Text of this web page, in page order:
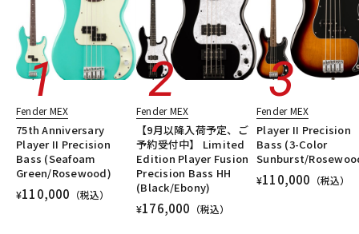
Fender MEX
75th Anniversary
Player II Precision
Bass (Seafoam
Green/Rosewood)
¥110,000 （税込）
Fender MEX
【9月以降入荷予定、ご
予約受付中】 Limited
Edition Player Fusion
Precision Bass HH
(Black/Ebony)
¥176,000 （税込）
Fender MEX
Player II Precision
Bass (3-Color
Sunburst/
¥110,000 （税込）